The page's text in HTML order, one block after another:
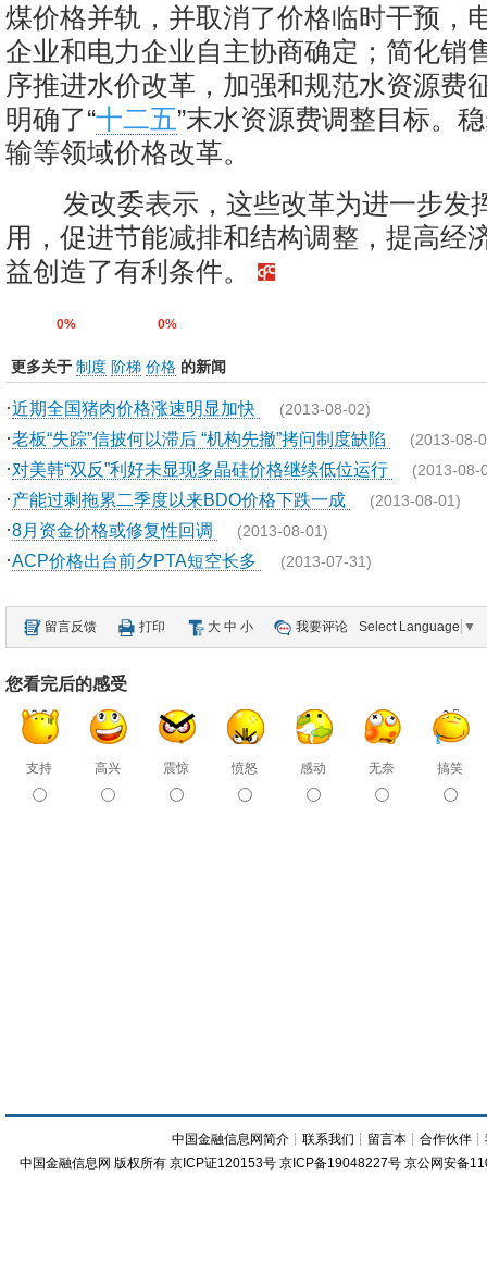
煤价格并轨，并取消了价格临时干预，
企业和电力企业自主协商确定；简化销
序推进水价改革，加强和规范水资源费
明确了“十二五”末水资源费调整目标。
输等领域价格改革。
发改委表示，这些改革为进一步发
用，促进节能减排和结构调整，提高经
益创造了有利条件。
0% 0%
更多关于 制度 阶梯 价格 的新闻
·近期全国猪肉价格涨速明显加快 (2013-08-02)
·老板“失踪”信披何以滞后 “机构先撤”拷问制度缺陷 (2013-08-
·对美韩“双反”利好未显现多晶硅价格继续低位运行 (2013-08-
·产能过剩拖累二季度以来BDO价格下跌一成 (2013-08-01)
·8月资金价格或修复性回调 (2013-08-01)
·ACP价格出台前夕PTA短空长多 (2013-07-31)
留言反馈 打印 大 中 小 我要评论 Select Language ▼
您看完后的感受
支持 高兴 震惊 愤怒 感动 无奈 搞笑
中国金融信息网简介 ┊联系我们 ┊ 留言本 ┊合作伙伴 ┊
中国金融信息网 版权所有 京ICP证120153号 京ICP备19048227号 京公网安备